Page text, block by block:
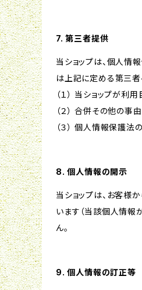
7. 第三者提供
当ショップは、個人情
は上記に定める第三者
（１） 当ショップが
（２） 合併その他の
（３） 個人情報保護
8. 個人情報の開示
当ショップは、お客様
います（当該個人情報
ん。
9. 個人情報の訂正等